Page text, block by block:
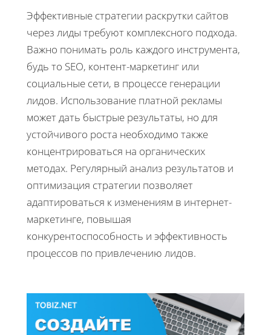
Эффективные стратегии раскрутки сайтов
через лиды требуют комплексного подхода.
Важно понимать роль каждого инструмента,
будь то SEO, контент-маркетинг или
социальные сети, в процессе генерации
лидов. Использование платной рекламы
может дать быстрые результаты, но для
устойчивого роста необходимо также
концентрироваться на органических
методах. Регулярный анализ результатов и
оптимизация стратегии позволяет
адаптироваться к изменениям в интернет-
маркетинге, повышая
конкурентоспособность и эффективность
процессов по привлечению лидов.